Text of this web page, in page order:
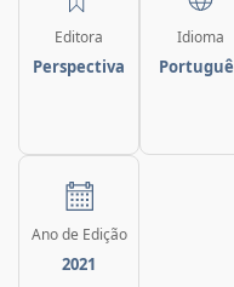
Editora
Perspectiva
Idioma
Ano de Edição
2021